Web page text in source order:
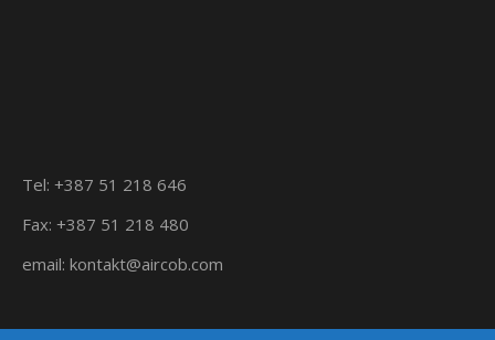
Tel: +387 51 218 646
Fax: +387 51 218 480
email: kontakt@aircob.com